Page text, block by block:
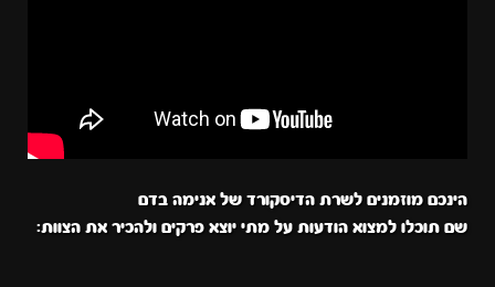
הינכם מוזמנים לשרת הדיסקורד של אנימה בדם
שם תוכלו למצוא הודעות על מתי יוצא פרקים ולהכיר את הצוות: